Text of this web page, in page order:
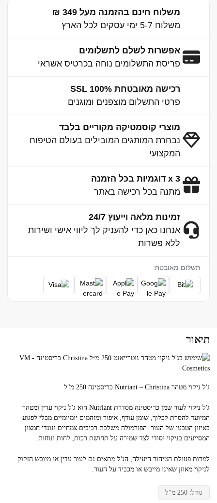
משלוח חינם בהזמנה מעל 349 ₪
משלוח 5-7 ימי עסקים לכל הארץ
אפשרות לשלם לתשלומים
פריסת התשלומים נוחה בכרטיס אשראי
רכישה מאובטחת 100% SSL
פרטי התשלום מוצפנים ומוגנים
מוצרי קוסמטיקה מקוריים בלבד
נבחרת המותגים המובילים בעולם הטיפוח
המקצועי
3 x דוגמיות בכל הזמנה
מתנה בכל רכישה באתר
זמינות מלאה וייעוץ 24/7
אנחנו כאן כדי להעניק לך ליווי אישי ושירות
ללא פשרות
תשלום מאובטח:
תיאור
ג'ל ניקוי מטהר Nutriant – Christina כריסטינה 250 מ"ל
ג'ל ניקוי לעור שמן כריסטינה מסדרת Nutriant הוא ג'ל ניקוי עדין ומטהר
המיועד להסרת לכלוך, שומן עודף, איפור ומזהמים יומיומיים מבלי לפגוע
באיזון הטבעי של העור. הפורמולה משלבת רכיבים צמחיים ונוגדי חמצון
המסייעים בניקוי יסודי לצד שמירה על תחושת רכות, לחות ונוחות.
למרות פעולת הטיהור היעילה, הג'ל מתאים גם לעור עדין או מיובש הזקוק
לניקוי מאוזן שאינו מייבש או מכביד על העור.
גודל: 250 מ"ל